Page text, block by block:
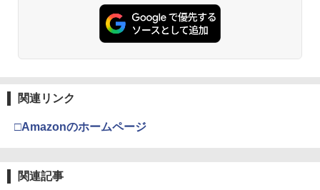
関連リンク
□Amazonのホームページ
関連記事